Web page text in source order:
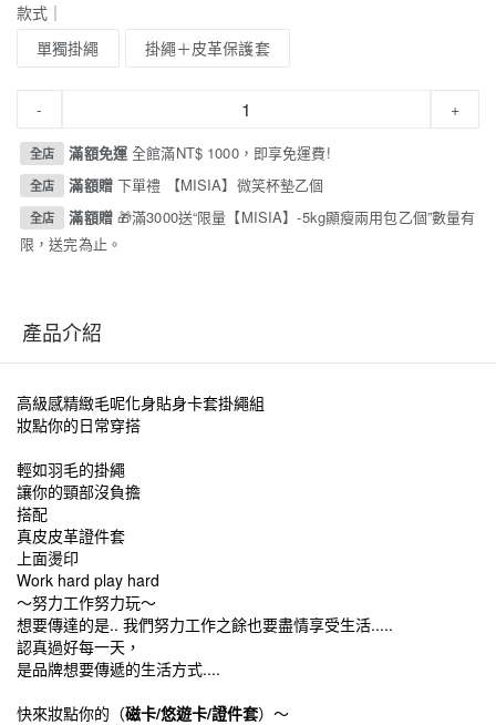
款式｜
單獨掛繩
掛繩＋皮革保護套
- +
全店 滿額免運全館滿NT$ 1000，即享免運費!
全店 滿額贈 下單禮 【MISIA】微笑杯墊乙個
全店 滿額贈 🎁滿3000送“限量【MISIA】-5kg顯瘦兩用包乙個”數量有
限，送完為止。
產品介紹
高級感精緻毛呢化身貼身卡套掛繩組
妝點你的日常穿搭
輕如羽毛的掛繩
讓你的頸部沒負擔
搭配
真皮皮革證件套
上面燙印
Work hard play hard
～努力工作努力玩～
想要傳達的是.. 我們努力工作之餘也要盡情享受生活.....
認真過好每一天，
是品牌想要傳遞的生活方式....
快來妝點你的（磁卡/悠遊卡/證件套）～